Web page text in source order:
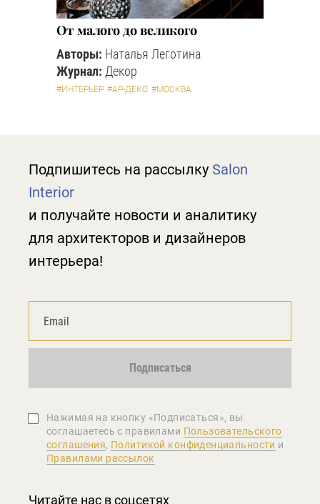
От малого до великого
Авторы: Наталья Леготина
Журнал: Декор
#ИНТЕРЬЕР #АР-ДЕКО #МОСКВА
Подпишитесь на рассылку Salon
Interior
и получайте новости и аналитику
для архитекторов и дизайнеров
интерьера!
Подписаться
Нажимая на кнопку «Подписаться», вы
соглашаетеcь с правилами Пользовательского
соглашения, Политикой конфиденциальности и
Правилами рассылок
Читайте нас в соцсетях